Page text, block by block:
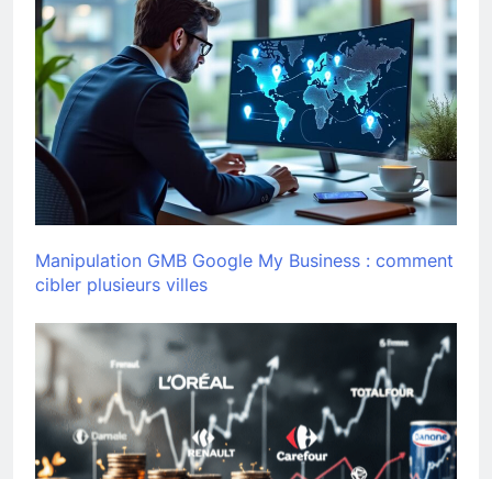
Manipulation GMB Google My Business : comment
cibler plusieurs villes